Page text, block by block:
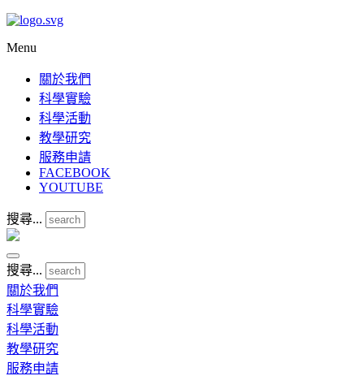
Menu
關於我們
科學實驗
科學活動
教學研究
服務申請
FACEBOOK
YOUTUBE
搜尋...
搜尋...
關於我們
科學實驗
科學活動
教學研究
服務申請